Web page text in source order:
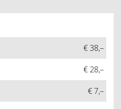
€ 38,–
€ 28,–
€ 7,–